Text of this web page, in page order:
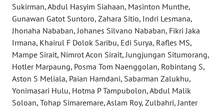
Sukirman, Abdul Hasyim Siahaan, Masinton Munthe,
Gunawan Gatot Suntoro, Zahara Sitio, Indri Lesmana,
Jhonaha Nababan, Johanes Silvano Nababan, Fikri Jaka
Irmana, Khairul F Dolok Saribu, Edi Surya, Rafles MS,
Mampe Sirait, Nimrot Acon Sirait, Jungjungan Situmorang,
Hotler Marpaung, Posma Tom Naenggolan, Robintang S,
Aston S Meliala, Paian Hamdani, Sabarman Zalukhu,
Yonimasari Hulu, Hotma P Tampubolon, Abdul Malik
Soloan, Tohap Simaremare, Aslam Roy, Zulbahri, Janter
WN
JAMBI
WN
SULTRA
WN
NTB